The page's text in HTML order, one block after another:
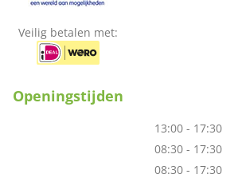
Veilig betalen met:
Openingstijden
13:00 - 17:30
08:30 - 17:30
08:30 - 17:30